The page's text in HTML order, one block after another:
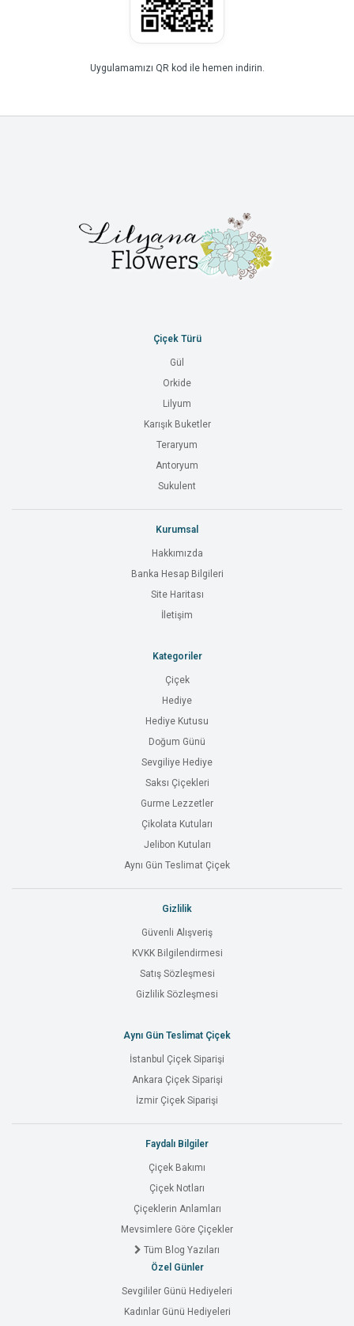
Uygulamamızı QR kod ile hemen indirin.
Çiçek Türü
Gül
Orkide
Lilyum
Karışık Buketler
Teraryum
Antoryum
Sukulent
Kurumsal
Hakkımızda
Banka Hesap Bilgileri
Site Haritası
İletişim
Kategoriler
Çiçek
Hediye
Hediye Kutusu
Doğum Günü
Sevgiliye Hediye
Saksı Çiçekleri
Gurme Lezzetler
Çikolata Kutuları
Jelibon Kutuları
Aynı Gün Teslimat Çiçek
Gizlilik
Güvenli Alışveriş
KVKK Bilgilendirmesi
Satış Sözleşmesi
Gizlilik Sözleşmesi
Aynı Gün Teslimat Çiçek
İstanbul Çiçek Siparişi
Ankara Çiçek Siparişi
İzmir Çiçek Siparişi
Faydalı Bilgiler
Çiçek Bakımı
Çiçek Notları
Çiçeklerin Anlamları
Mevsimlere Göre Çiçekler
Tüm Blog Yazıları
Özel Günler
Sevgililer Günü Hediyeleri
Kadınlar Günü Hediyeleri